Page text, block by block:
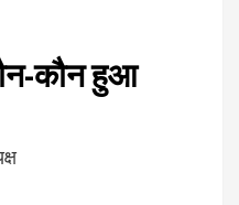
कौन हुआ